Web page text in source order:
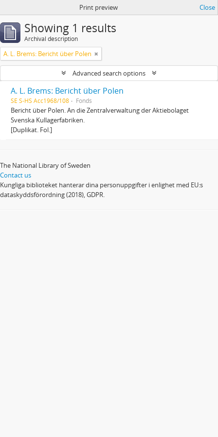
Print preview Close
Showing 1 results
Archival description
A. L. Brems: Bericht über Polen
Advanced search options
A. L. Brems: Bericht über Polen
SE S-HS Acc1968/108 Fonds
Bericht über Polen. An die Zentralverwaltung der Aktiebolaget
Svenska Kullagerfabriken.
[Duplikat. Fol.]
The National Library of Sweden
Contact us
Kungliga biblioteket hanterar dina personuppgifter i enlighet med EU:s
dataskyddsförordning (2018), GDPR.